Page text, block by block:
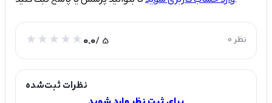
0.0/ 5 0 نظر
نظرات ثبت‌شده